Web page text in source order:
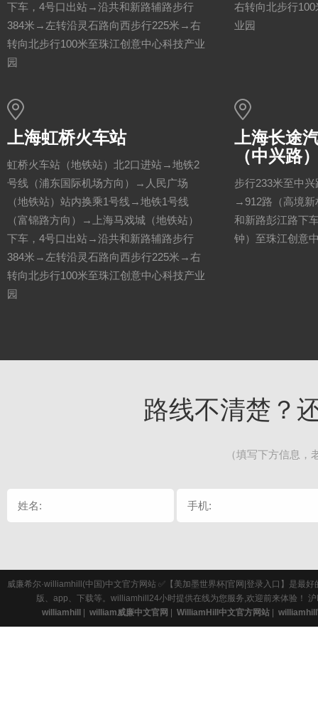
下车，4号口出站→沿共和新路辅路步行
384米→左转沿灵石路向西步行225米→右
转向北步行100米至珠江创意中心科技产业
园
右转向北步行
业园
上海虹桥火车站
虹桥火车站（地铁站）北2口进站→地铁2
号线（浦东国际机场方向）→人民广场
（地铁站）站内换乘1号线→地铁1号线
（富锦路方向）→上海马戏城（地铁站）
下车，4号口出站→沿共和新路辅路步行
384米→左转沿灵石路向西步行225米→右
转向北步行100米至珠江创意中心科技产业
园
上海长途
（中兴路
步行233米至中
→912路（高境
和新路彭江路下
钟）至珠江创意
路线不清楚？
（填写下方信息
威廉希尔·williamhill(中国)中文官方网站 ✅【美加墨世界杯|官网|登录入口】是最
版、app、下载等。williamhill24小时提供在线为您服务,欢迎前来体验！
williamhill
william威廉中文官网 WilliamHill中文官方网站| williamhill